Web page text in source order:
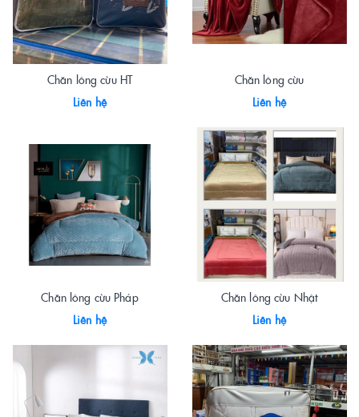
Chăn lông cừu HT
Liên hệ
Chăn lông cừu
Liên hệ
Chăn lông cừu Pháp
Liên hệ
Chăn lông cừu Nhật
Liên hệ